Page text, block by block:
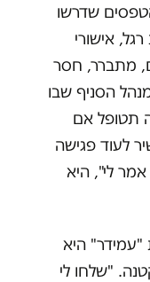
שדרשו
אישורי
מתברר, חסר
לאחר שמנהל הסניף שבו
תטופל אם
לעוד פגישה
לי", היא
"עמידר" היא
"שלחו לי